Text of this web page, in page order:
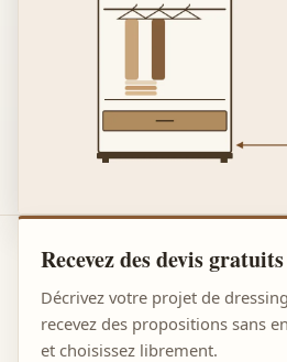
Recevez des devis gratuits
Décrivez votre projet de
recevez des propositions sans
et choisissez librement.